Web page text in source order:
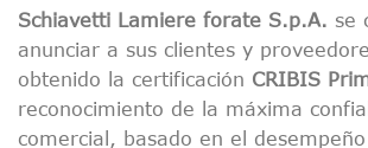
Schiavetti Lamiere forate S.p.A. se
anunciar a sus clientes y
obtenido la certificación CRIBIS
reconocimiento de la máxima
comercial, basado en el